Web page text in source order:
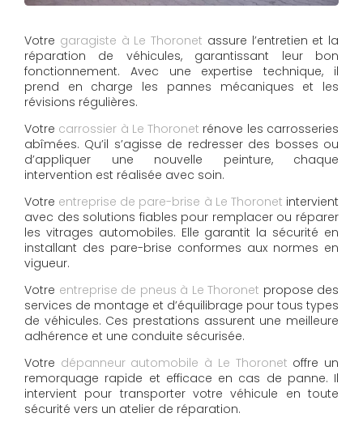
Votre garagiste à Le Thoronet assure l’entretien et la
réparation de véhicules, garantissant leur bon
fonctionnement. Avec une expertise technique, il
prend en charge les pannes mécaniques et les
révisions régulières.
Votre carrossier à Le Thoronet rénove les carrosseries
abîmées. Qu’il s’agisse de redresser des bosses ou
d’appliquer une nouvelle peinture, chaque
intervention est réalisée avec soin.
Votre entreprise de pare-brise à Le Thoronet intervient
avec des solutions fiables pour remplacer ou réparer
les vitrages automobiles. Elle garantit la sécurité en
installant des pare-brise conformes aux normes en
vigueur.
Votre entreprise de pneus à Le Thoronet propose des
services de montage et d’équilibrage pour tous types
de véhicules. Ces prestations assurent une meilleure
adhérence et une conduite sécurisée.
Votre dépanneur automobile à Le Thoronet offre un
remorquage rapide et efficace en cas de panne. Il
intervient pour transporter votre véhicule en toute
sécurité vers un atelier de réparation.